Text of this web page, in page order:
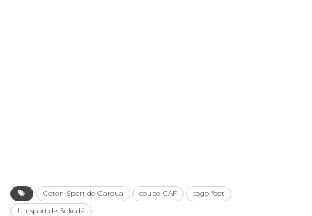
Coton Sport de Garoua coupe CAF
togo foot
Unisport de Sokodé